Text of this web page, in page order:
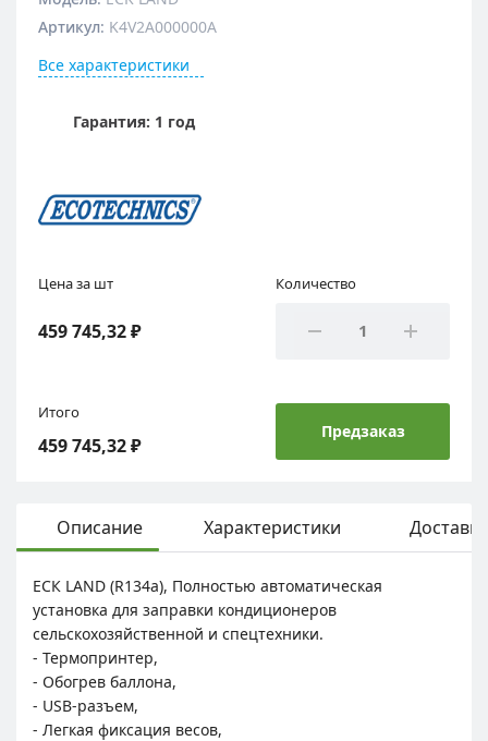
Артикул: K4V2A000000A
Все характеристики
Гарантия: 1 год
Цена за шт
459 745,32 ₽
Количество
Итого
459 745,32 ₽
Предзаказ
Описание Характеристики Доставка
ЕСК LAND (R134a), Полностью автоматическая
установка для заправки кондиционеров
сельскохозяйственной и спецтехники.
- Термопринтер,
- Обогрев баллона,
- USB-разъем,
- Легкая фиксация весов,